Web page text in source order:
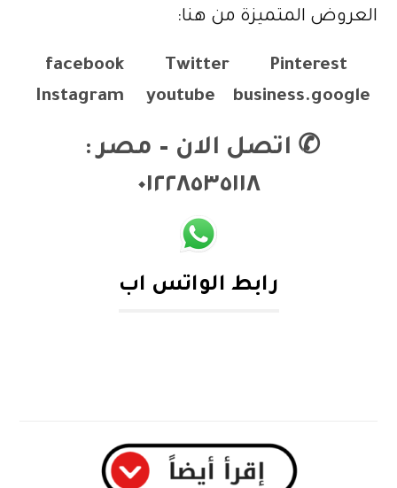
العروض المتميزة من هنا:
facebook Twitter
Pinterest
Instagram
youtube business.google
✆ اتصل الان – مصر :
٠١٢٢٨٥٣٥١١٨
رابط الواتس اب